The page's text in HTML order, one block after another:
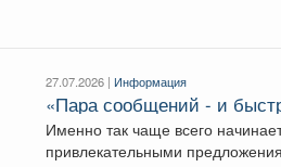
27.07.2026 | Информация
«Пара сообщений - и
Именно так чаще всего
привлекательными